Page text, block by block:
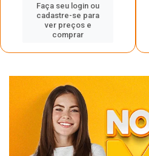
Faça seu login ou
cadastre-se para
ver preços e
comprar